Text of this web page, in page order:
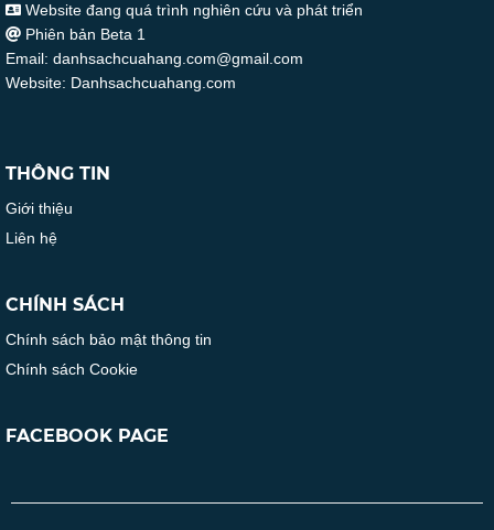
Website đang quá trình nghiên cứu và phát triển
Phiên bản Beta 1
Email: danhsachcuahang.com@gmail.com
Website: Danhsachcuahang.com
THÔNG TIN
Giới thiệu
Liên hệ
CHÍNH SÁCH
Chính sách bảo mật thông tin
Chính sách Cookie
FACEBOOK PAGE